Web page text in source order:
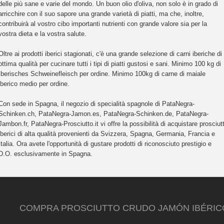
più sane e varie del mondo. Un buon olio d'oliva, non solo è in grado di
con il suo sapore una grande varietà di piatti, ma che, inoltre,
al vostro cibo importanti nutrienti con grande valore sia per la
dieta e la vostra salute.
ai prodotti iberici stagionati, c'è una grande selezione di carni iberiche di
qualità per cucinare tutti i tipi di piatti gustosi e sani. Minimo 100 kg di
Iberisches Schweinefleisch per ordine. Minimo 100kg di carne di maiale
medio per ordine.
sede in Spagna, il negozio di specialità spagnole di PataNegra-
PataNegra-Jamon.es, PataNegra-Schinken.de, PataNegra-
PataNegra-Prosciutto.it vi offre la possibilità di acquistare
di alta qualità provenienti da Svizzera, Spagna, Germania, Francia e
Italia. Ora avete l'opportunità di gustare prodotti di riconosciuto prestigio e
D.O. esclusivamente in Spagna.
COMPRA PROSCIUTTO CRUDO JAMÓN